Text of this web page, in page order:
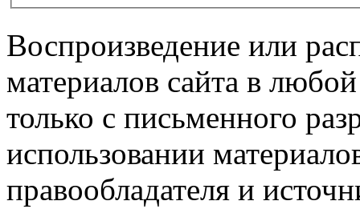
Воспроизведение или
материалов сайта в
только с письменного
использовании
правообладателя и